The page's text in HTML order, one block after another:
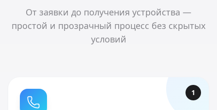
От заявки до получения устройства —
простой и прозрачный процесс без скрытых
условий
1